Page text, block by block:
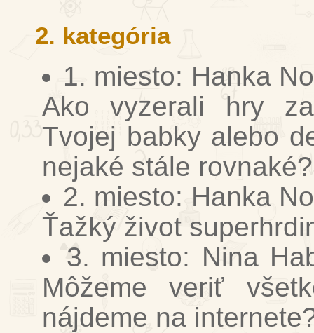
2. kategória
1. miesto: Hanka
Ako vyzerali hry
Tvojej babky alebo
nejaké stále rovnaké?
2. miesto: Hanka
Ťažký život
3. miesto: Nina
Môžeme veriť
nájdeme na